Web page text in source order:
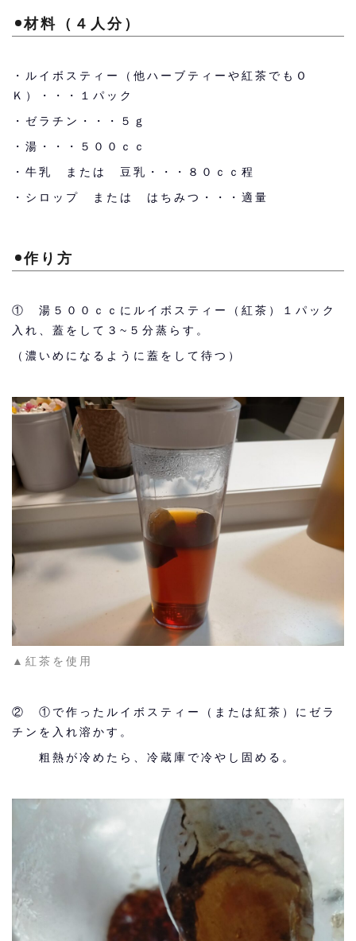
材料（４人分）
・ルイボスティー（他ハーブティーや紅茶でもＯ
Ｋ）・・・１パック
・ゼラチン・・・５ｇ
・湯・・・５００ｃｃ
・牛乳 または 豆乳・・・８０ｃｃ程
・シロップ または はちみつ・・・適量
作り方
① 湯５００ｃｃにルイボスティー（紅茶）１パック
入れ、蓋をして３~５分蒸らす。
（濃いめになるように蓋をして待つ）
▲紅茶を使用
② ①で作ったルイボスティー（または紅茶）にゼラ
チンを入れ溶かす。
粗熱が冷めたら、冷蔵庫で冷やし固める。